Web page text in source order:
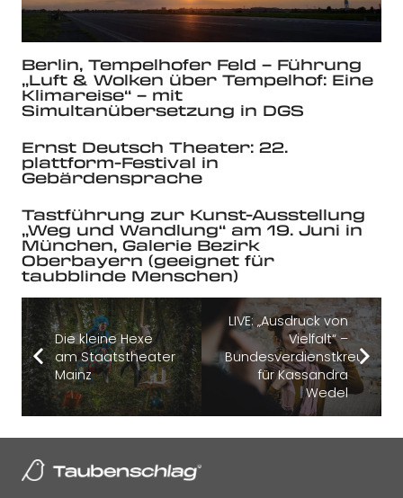
Berlin, Tempelhofer Feld – Führung
„Luft & Wolken über Tempelhof: Eine
Klimareise“ – mit
Simultanübersetzung in DGS
Ernst Deutsch Theater: 22.
plattform-Festival in
Gebärdensprache
Tastführung zur Kunst-Ausstellung
„Weg und Wandlung“ am 19. Juni in
München, Galerie Bezirk
Oberbayern (geeignet für
taubblinde Menschen)
Die kleine Hexe
am Staatstheater
Mainz
LIVE: „Ausdruck von
Vielfalt“ –
Bundesverdienstkreuz
für Kassandra
Wedel